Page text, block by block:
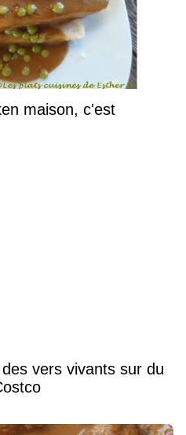
maison, c'est
vers vivants sur du